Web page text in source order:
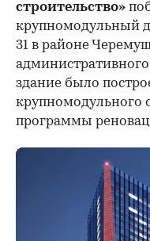
строительство»
крупномодульный
31 в районе
здание было
крупномодульного
программы